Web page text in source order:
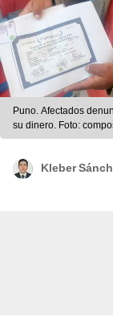
Puno. Afectados
su dinero. Foto:
Kleber